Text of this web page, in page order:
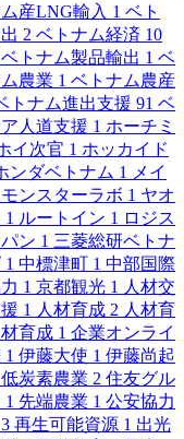
産LNG輸入 1 ベト
2 ベトナム経済 10
ベトナム製品輸出 1 ベ
農業 1 ベトナム農産
トナム進出支援 91 ベ
人道支援 1 ホーチミ
イ次官 1 ホッカイド
ンダベトナム 1
メイ
モンスターラボ 1 ヤオ
1 ルートイン 1 ロジス
ン 1 三菱総研ベトナ
1 中標津町 1 中部国際
1 京都観光 1 人材交
1 人材育成 2 人材育
育成 1 企業オンライ
1 伊藤大使 1 伊藤尚起
低炭素農業 2 住友グル
1 先端農業 1 公安協力
3 再生可能資源 1 出光